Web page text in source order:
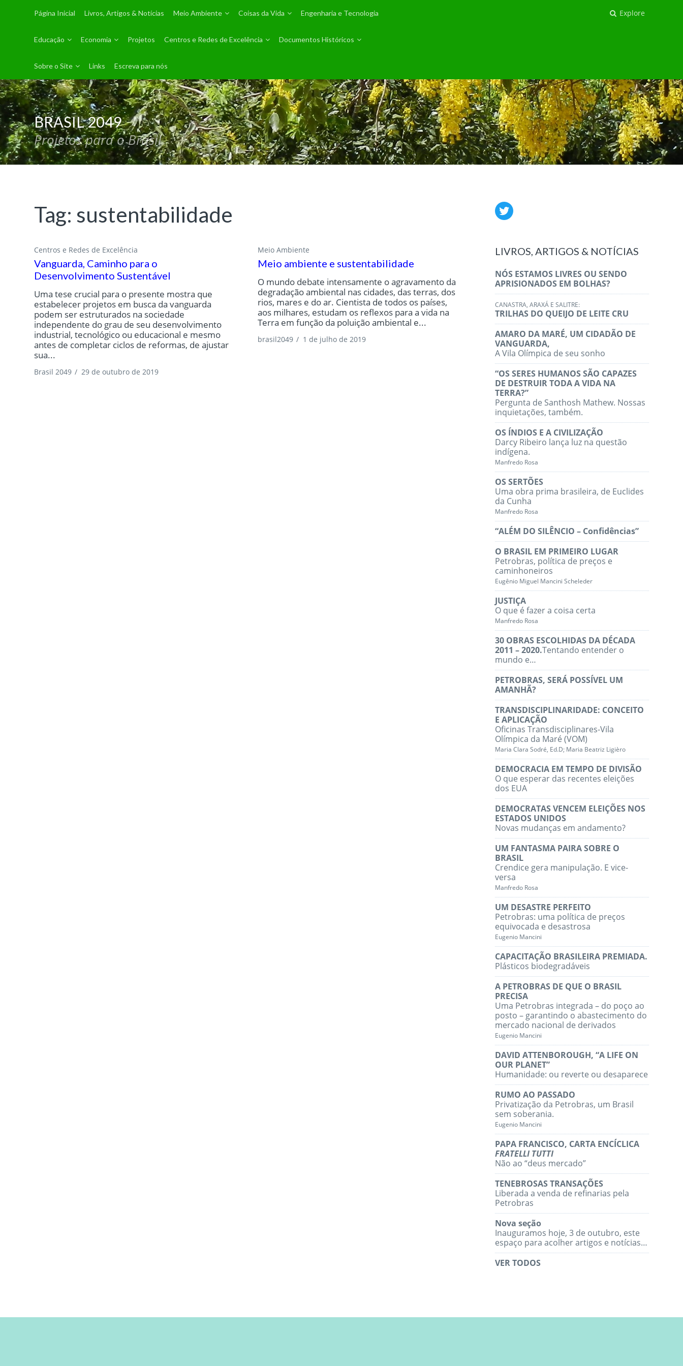
Página Inicial Livros, Artigos & Notícias Meio Ambiente Coisas da Vida Engenharia e Tecnologia
Educação Economia Projetos Centros e Redes de Excelência Documentos Históricos
Sobre o Site Links Escreva para nós
Explore
BRASIL 2049
Projetos para o Brasil
Tag: sustentabilidade
Centros e Redes de Excelência
Vanguarda, Caminho para o
Desenvolvimento Sustentável
Uma tese crucial para o presente mostra que
estabelecer projetos em busca da vanguarda
podem ser estruturados na sociedade
independente do grau de seu desenvolvimento
industrial, tecnológico ou educacional e mesmo
antes de completar ciclos de reformas, de ajustar
sua...
Brasil 2049 / 29 de outubro de 2019
Meio Ambiente
Meio ambiente e sustentabilidade
O mundo debate intensamente o agravamento da
degradação ambiental nas cidades, das terras, dos
rios, mares e do ar. Cientista de todos os países,
aos milhares, estudam os reflexos para a vida na
Terra em função da poluição ambiental e...
brasil2049 / 1 de julho de 2019
LIVROS, ARTIGOS & NOTÍCIAS
NÓS ESTAMOS LIVRES OU SENDO
APRISIONADOS EM BOLHAS?
CANASTRA, ARAXÁ E SALITRE:
TRILHAS DO QUEIJO DE LEITE CRU
AMARO DA MARÉ, UM CIDADÃO DE
VANGUARDA,
A Vila Olímpica de seu sonho
“OS SERES HUMANOS SÃO CAPAZES
DE DESTRUIR TODA A VIDA NA
TERRA?”
Pergunta de Santhosh Mathew. Nossas
inquietações, também.
OS ÍNDIOS E A CIVILIZAÇÃO
Darcy Ribeiro lança luz na questão
indígena.
Manfredo Rosa
OS SERTÕES
Uma obra prima brasileira, de Euclides
da Cunha
Manfredo Rosa
“ALÉM DO SILÊNCIO – Confidências”
O BRASIL EM PRIMEIRO LUGAR
Petrobras, política de preços e
caminhoneiros
Eugênio Miguel Mancini Scheleder
JUSTIÇA
O que é fazer a coisa certa
Manfredo Rosa
30 OBRAS ESCOLHIDAS DA DÉCADA
2011 – 2020.Tentando entender o
mundo e…
PETROBRAS, SERÁ POSSÍVEL UM
AMANHÃ?
TRANSDISCIPLINARIDADE: CONCEITO
E APLICAÇÃO
Oficinas Transdisciplinares-Vila
Olímpica da Maré (VOM)
Maria Clara Sodré, Ed.D; Maria Beatriz Ligièro
DEMOCRACIA EM TEMPO DE DIVISÃO
O que esperar das recentes eleições
dos EUA
DEMOCRATAS VENCEM ELEIÇÕES NOS
ESTADOS UNIDOS
Novas mudanças em andamento?
UM FANTASMA PAIRA SOBRE O
BRASIL
Crendice gera manipulação. E vice-
versa
Manfredo Rosa
UM DESASTRE PERFEITO
Petrobras: uma política de preços
equivocada e desastrosa
Eugenio Mancini
CAPACITAÇÃO BRASILEIRA PREMIADA.
Plásticos biodegradáveis
A PETROBRAS DE QUE O BRASIL
PRECISA
Uma Petrobras integrada – do poço ao
posto – garantindo o abastecimento do
mercado nacional de derivados
Eugenio Mancini
DAVID ATTENBOROUGH, “A LIFE ON
OUR PLANET”
Humanidade: ou reverte ou desaparece
RUMO AO PASSADO
Privatização da Petrobras, um Brasil
sem soberania.
Eugenio Mancini
PAPA FRANCISCO, CARTA ENCÍCLICA
FRATELLI TUTTI
Não ao “deus mercado”
TENEBROSAS TRANSAÇÕES
Liberada a venda de refinarias pela
Petrobras
Nova seção
Inauguramos hoje, 3 de outubro, este
espaço para acolher artigos e notícias…
VER TODOS